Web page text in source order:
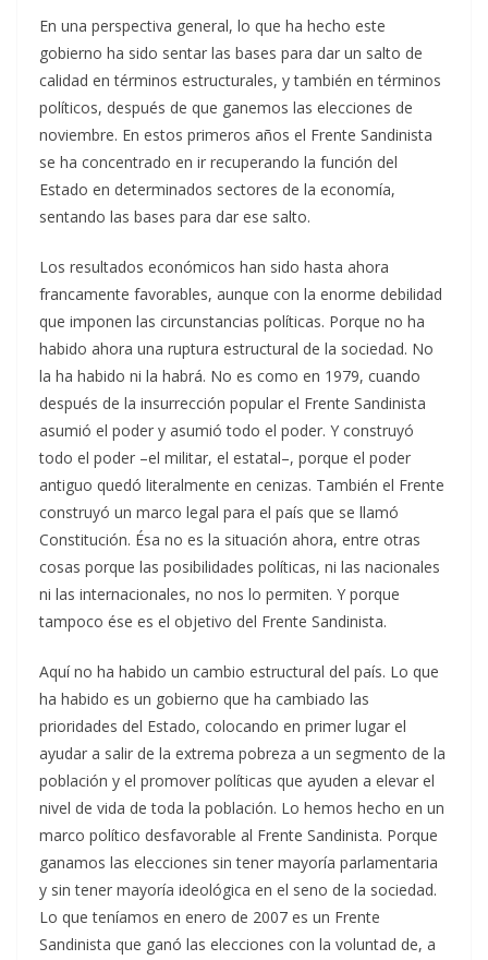
En una perspectiva general, lo que ha hecho este
gobierno ha sido sentar las bases para dar un salto de
calidad en términos estructurales, y también en términos
políticos, después de que ganemos las elecciones de
noviembre. En estos primeros años el Frente Sandinista
se ha concentrado en ir recuperando la función del
Estado en determinados sectores de la economía,
sentando las bases para dar ese salto.
Los resultados económicos han sido hasta ahora
francamente favorables, aunque con la enorme debilidad
que imponen las circunstancias políticas. Porque no ha
habido ahora una ruptura estructural de la sociedad. No
la ha habido ni la habrá. No es como en 1979, cuando
después de la insurrección popular el Frente Sandinista
asumió el poder y asumió todo el poder. Y construyó
todo el poder –el militar, el estatal–, porque el poder
antiguo quedó literalmente en cenizas. También el Frente
construyó un marco legal para el país que se llamó
Constitución. Ésa no es la situación ahora, entre otras
cosas porque las posibilidades políticas, ni las nacionales
ni las internacionales, no nos lo permiten. Y porque
tampoco ése es el objetivo del Frente Sandinista.
Aquí no ha habido un cambio estructural del país. Lo que
ha habido es un gobierno que ha cambiado las
prioridades del Estado, colocando en primer lugar el
ayudar a salir de la extrema pobreza a un segmento de la
población y el promover políticas que ayuden a elevar el
nivel de vida de toda la población. Lo hemos hecho en un
marco político desfavorable al Frente Sandinista. Porque
ganamos las elecciones sin tener mayoría parlamentaria
y sin tener mayoría ideológica en el seno de la sociedad.
Lo que teníamos en enero de 2007 es un Frente
Sandinista que ganó las elecciones con la voluntad de, a